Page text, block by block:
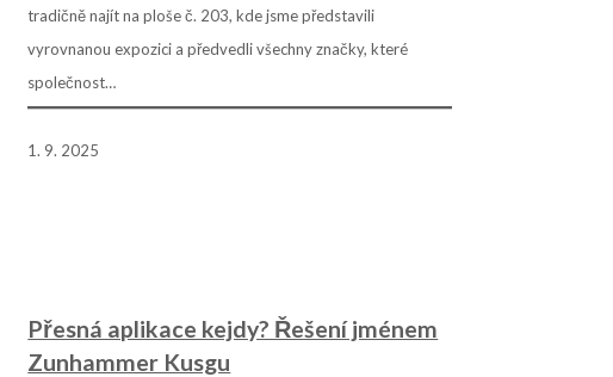
tradičně najít na ploše č. 203, kde jsme představili
vyrovnanou expozici a předvedli všechny značky, které
společnost…
1. 9. 2025
Přesná aplikace kejdy? Řešení jménem
Zunhammer Kusgu